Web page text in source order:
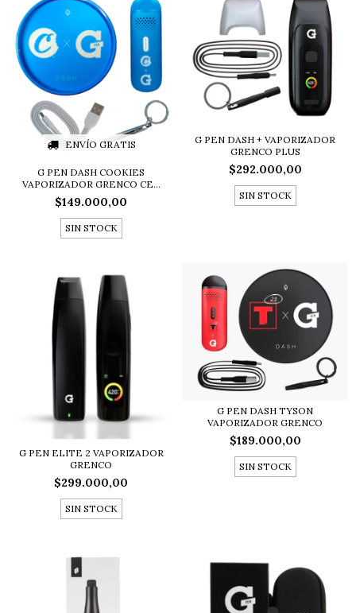
ENVÍO GRATIS
G PEN DASH COOKIES
VAPORIZADOR GRENCO CE...
$149.000,00
SIN STOCK
G PEN DASH + VAPORIZADOR
GRENCO PLUS
$292.000,00
SIN STOCK
G PEN ELITE 2 VAPORIZADOR
GRENCO
$299.000,00
SIN STOCK
G PEN DASH TYSON
VAPORIZADOR GRENCO
$189.000,00
SIN STOCK